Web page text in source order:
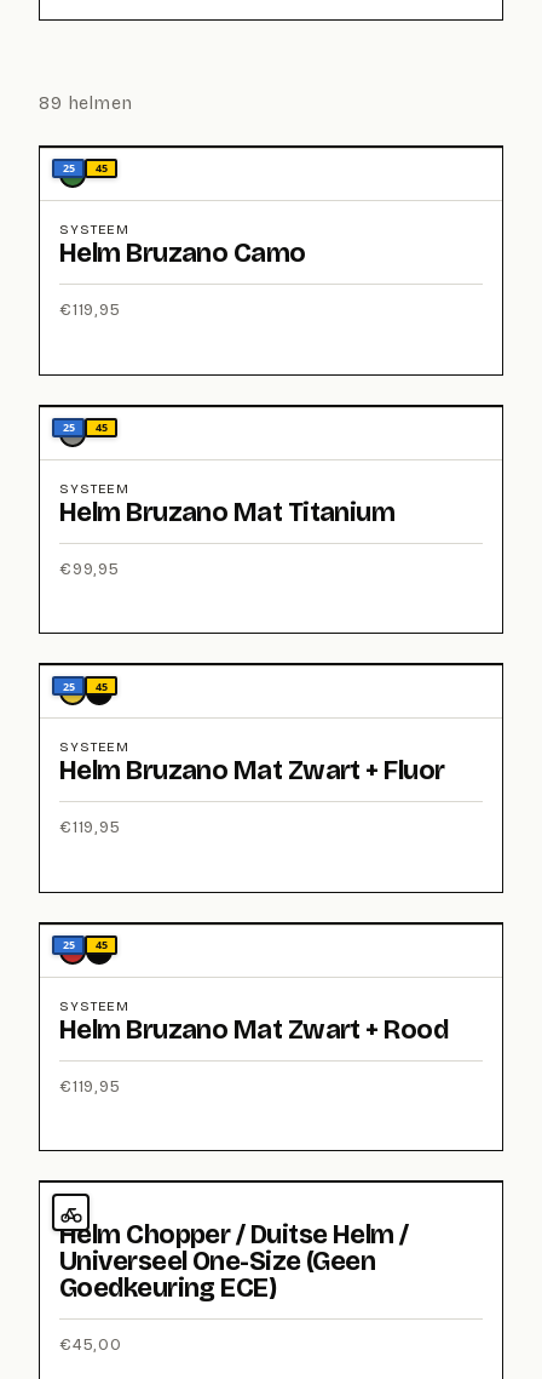
89 helmen
25 45
SYSTEEM
Helm Bruzano Camo
€119,95
25 45
SYSTEEM
Helm Bruzano Mat Titanium
€99,95
25 45
SYSTEEM
Helm Bruzano Mat Zwart + Fluor
€119,95
25 45
SYSTEEM
Helm Bruzano Mat Zwart + Rood
€119,95
JET
Helm Chopper / Duitse Helm /
Universeel One-Size (Geen
Goedkeuring ECE)
€45,00